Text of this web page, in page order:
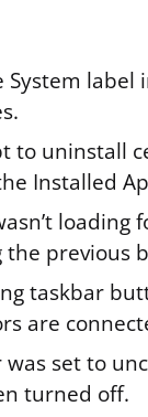
label
to uninstall
Installed
loading
the previous
taskbar
are
set to
turned off.